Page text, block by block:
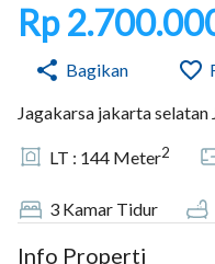
Rp
Bagikan
Jagakarsa jakarta selatan
LT : 144 Meter2
3 Kamar Tidur
Info Properti